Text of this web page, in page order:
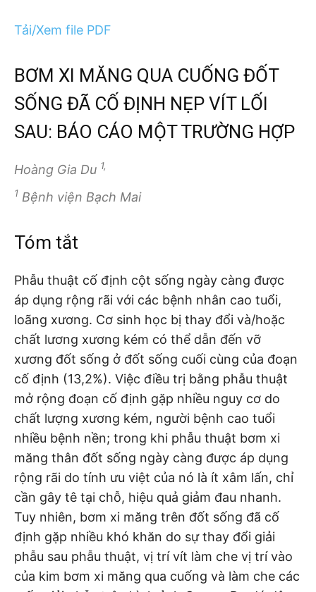
Tải/Xem file PDF
BƠM XI MĂNG QUA CUỐNG ĐỐT
SỐNG ĐÃ CỐ ĐỊNH NẸP VÍT LỐI
SAU: BÁO CÁO MỘT TRƯỜNG HỢP
Hoàng Gia Du 1,
1 Bệnh viện Bạch Mai
Tóm tắt
Phẫu thuật cố định cột sống ngày càng được
áp dụng rộng rãi với các bệnh nhân cao tuổi,
loãng xương. Cơ sinh học bị thay đổi và/hoặc
chất lương xương kém có thể dẫn đến vỡ
xương đốt sống ở đốt sống cuối cùng của đoạn
cố định (13,2%). Việc điều trị bằng phẫu thuật
mở rộng đoạn cố định gặp nhiều nguy cơ do
chất lượng xương kém, người bệnh cao tuổi
nhiều bệnh nền; trong khi phẫu thuật bơm xi
măng thân đốt sống ngày càng được áp dụng
rộng rãi do tính ưu việt của nó là ít xâm lấn, chỉ
cần gây tê tại chỗ, hiệu quả giảm đau nhanh.
Tuy nhiên, bơm xi măng trên đốt sống đã cố
định gặp nhiều khó khăn do sự thay đổi giải
phẫu sau phẫu thuật, vị trí vít làm che vị trí vào
của kim bơm xi măng qua cuống và làm che các